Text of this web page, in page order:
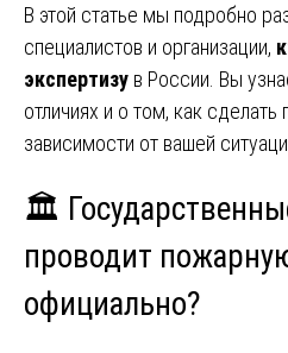
В этой статье мы подробно
специалистов и организации,
экспертизу в России. Вы
отличиях и о том, как
зависимости от вашей
🏛️
проводит
официально?